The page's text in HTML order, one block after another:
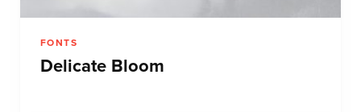
FONTS
Delicate Bloom